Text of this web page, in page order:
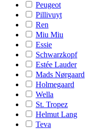
Peugeot
Pillivuyt
Ren
Miu Miu
Essie
Schwarzkopf
Estée Lauder
Mads Nørgaard
Holmegaard
Wella
St. Tropez
Helmut Lang
Teva